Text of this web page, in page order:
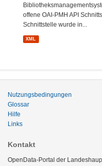
offene OAI-PMH API
Schnittstelle wurde in...
XML
Nutzungsbedingungen
Glossar
Hilfe
Links
Kontakt
OpenData-Portal der